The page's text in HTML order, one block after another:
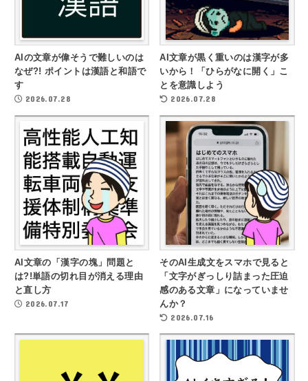
AIの文章が偉そうで難しいのは
なぜ?! ポイントは漢語と和語で
す
2026.07.28
AI文章が黒く重いのは漢字が多
いから！「ひらがなに開く」こ
とを意識しよう
2026.07.28
AI文章の「漢字の塊」問題と
は?!単語の切れ目が消える理由
と直し方
2026.07.17
そのAI生成文をスマホで見ると
「文字がぎっしり詰まった圧迫
感のある文章」になっていませ
んか？
2026.07.16